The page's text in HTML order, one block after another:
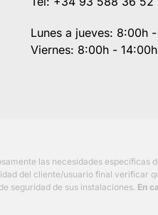
Lunes a jueves: 8:00h
Viernes: 8:00h - 14:00h
las necesidades específicas
del cliente/usuario final verificar
seguridad de sus instalaciones. En